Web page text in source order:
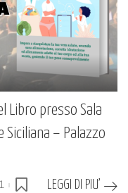
presso Sala
Siciliana – Palazzo
LEGGI DI PIU’